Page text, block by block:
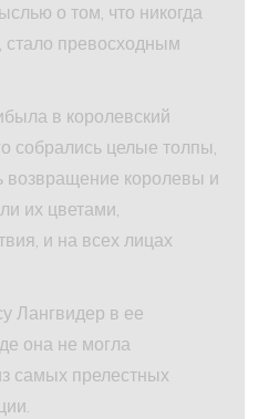
о том, что никогда
стало превосходным
в королевский
собрались целые толпы,
возвращение королевы и
их цветами,
и на всех лицах
Лангвидер в ее
она не могла
самых прелестных